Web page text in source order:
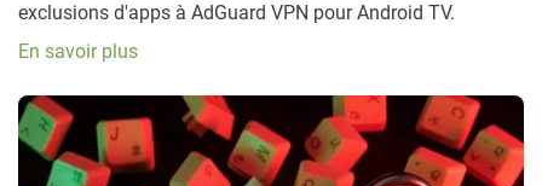
exclusions d'apps à AdGuard VPN pour Android TV.
En savoir plus